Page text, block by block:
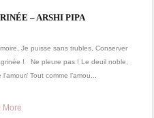
– ARSHI PIPA
Je puisse sans trubles, Conserver
! Ne pleure pas ! Le deuil noble,
Tout comme l’amou...
More